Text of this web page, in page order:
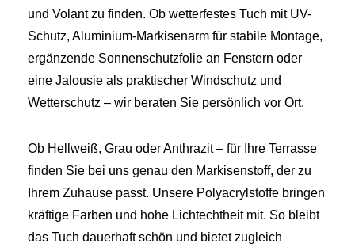
und Volant zu finden. Ob wetterfestes Tuch mit UV-
Schutz, Aluminium-Markisenarm für stabile Montage,
ergänzende Sonnenschutzfolie an Fenstern oder
eine Jalousie als praktischer Windschutz und
Wetterschutz – wir beraten Sie persönlich vor Ort.
Ob Hellweiß, Grau oder Anthrazit – für Ihre Terrasse
finden Sie bei uns genau den Markisenstoff, der zu
Ihrem Zuhause passt. Unsere Polyacrylstoffe bringen
kräftige Farben und hohe Lichtechtheit mit. So bleibt
das Tuch dauerhaft schön und bietet zugleich